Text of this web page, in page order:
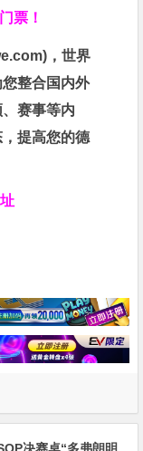
票！
)，世界
整合国内外
赛事等内
提高您的德